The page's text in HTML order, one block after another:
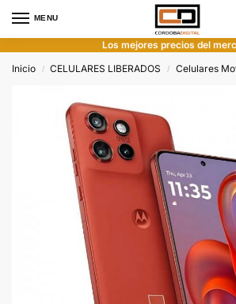
MENU
Los mejores precios del
Inicio
/ CELULARES LIBERADOS / Celulares